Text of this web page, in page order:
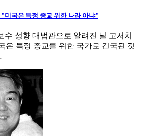
미국은 특정 종교 위한 나라 아냐"
수 성향 대법관으로 알려진 닐 고서치
은 특정 종교를 위한 국가로 건국된 것